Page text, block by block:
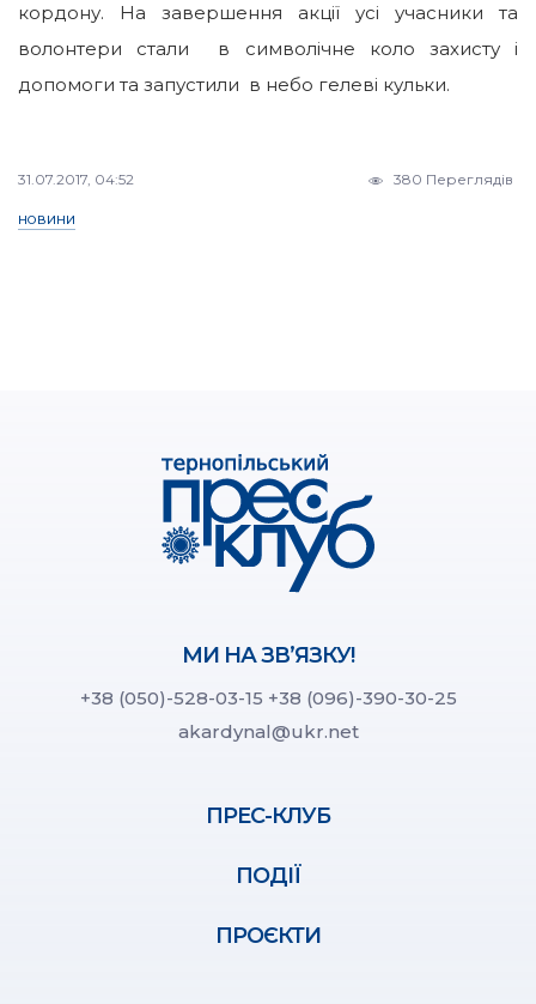
кордону. На завершення акції усі учасники та
волонтери стали в символічне коло захисту і
допомоги та запустили в небо гелеві кульки.
31.07.2017, 04:52 380 Переглядів
НОВИНИ
МИ НА ЗВ’ЯЗКУ!
+38 (050)-528-03-15 +38 (096)-390-30-25
akardynal@ukr.net
ПРЕС-КЛУБ
ПОДІЇ
ПРОЄКТИ